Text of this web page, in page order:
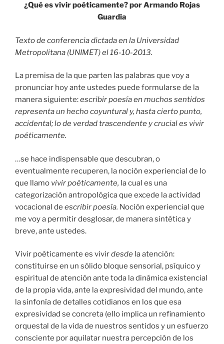
¿Qué es vivir poéticamente? por Armando Rojas
Guardia
Texto de conferencia dictada en la Universidad
Metropolitana (UNIMET) el 16-10-2013.
La premisa de la que parten las palabras que voy a
pronunciar hoy ante ustedes puede formularse de la
manera siguiente:escribir poesía en muchos sentidos
representa un hecho coyuntural y, hasta cierto punto,
accidental; lo de verdad trascendente y crucial es vivir
poéticamente.
…se hace indispensable que descubran, o
eventualmente recuperen, la noción experiencial de lo
que llamo vivir poéticamente, la cual es una
categorización antropológica que excede la actividad
vocacional de escribir poesía. Noción experiencial que
me voy a permitir desglosar, de manera sintética y
breve, ante ustedes.
Vivir poéticamente es vivirdesde la atención:
constituirse en un sólido bloque sensorial, psíquico y
espiritual de atención ante toda la dinámica existencial
de la propia vida, ante la expresividad del mundo, ante
la sinfonía de detalles cotidianos en los que esa
expresividad se concreta (ello implica un refinamiento
orquestal de la vida de nuestros sentidos y un esfuerzo
consciente por aquilatar nuestra percepción de los